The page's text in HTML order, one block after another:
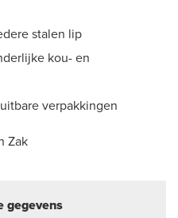
stalen lip
kou- en
verpakkingen
Zak
gegevens